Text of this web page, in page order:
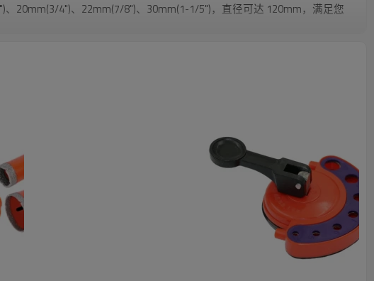
20mm(3/4")、22mm(7/8")、30mm(1-1/5")，直径可达 120mm，满足您
足您的大多数不同需求。